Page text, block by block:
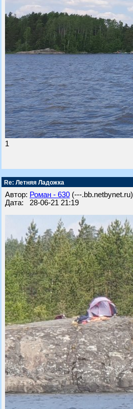
1
Re: Летняя Ладожка
Автор: Роман - 630 (---.bb.netbynet.ru)
Дата: 28-06-21 21:19